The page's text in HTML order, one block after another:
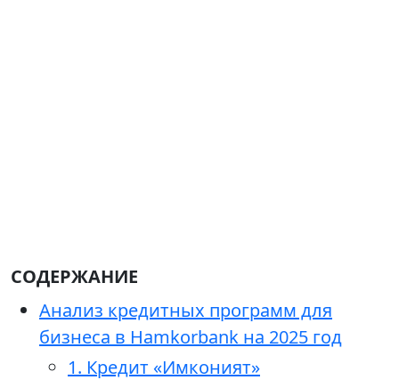
СОДЕРЖАНИЕ
Анализ кредитных программ для
бизнеса в Hamkorbank на 2025 год
1. Кредит «Имконият»